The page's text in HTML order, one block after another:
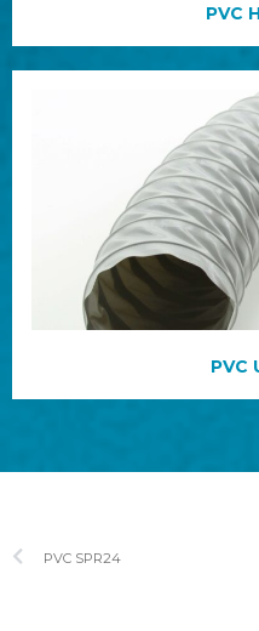
PVC
PVC
PVC SPR24